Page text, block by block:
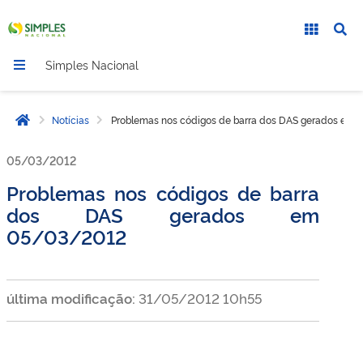
Simples Nacional
Página inicial
Notícias Problemas nos códigos de barra dos DAS gerados
05/03/2012
Problemas nos códigos de barra
dos DAS gerados em
05/03/2012
última modificação: 31/05/2012 10h55